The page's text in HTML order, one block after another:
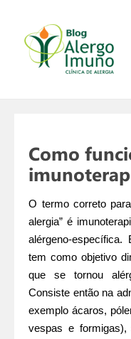
Como
O termo correto
alergia” é
alérgeno-
tem como objetivo
que se tornou
Consiste então na
exemplo ácaros,
vespas e